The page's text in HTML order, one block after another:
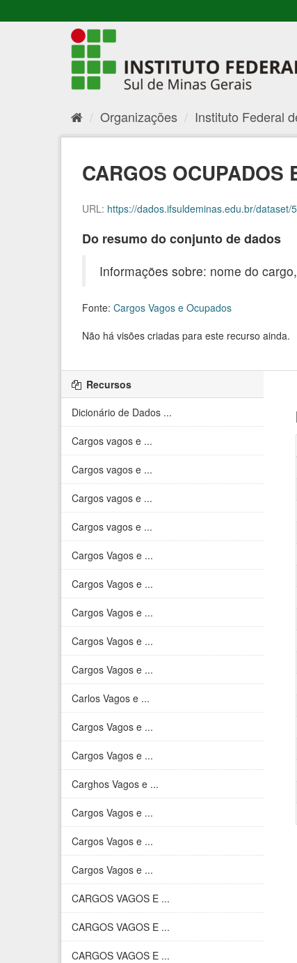
Organizações Instituto Federal
CARGOS OCUPADOS
URL: https://dados.ifsuldeminas.edu.br/dataset/
Do resumo do conjunto de dados
Informações sobre: nome do
Fonte: Cargos Vagos e Ocupados
Não há visões criadas para este recurso ainda.
Recursos
Dicionário de Dados ...
Cargos vagos e ...
Cargos vagos e ...
Cargos vagos e ...
Cargos vagos e ...
Cargos Vagos e ...
Cargos Vagos e ...
Cargos Vagos e ...
Cargos Vagos e ...
Cargos Vagos e ...
Carlos Vagos e ...
Cargos Vagos e ...
Cargos Vagos e ...
Carghos Vagos e ...
Cargos Vagos e ...
Cargos Vagos e ...
Cargos Vagos e ...
CARGOS VAGOS E ...
CARGOS VAGOS E ...
CARGOS VAGOS E ...